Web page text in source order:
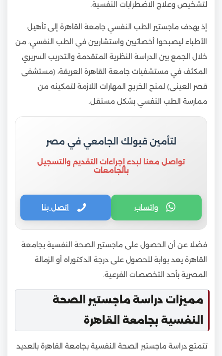
لتشخيص وعلاج الاضطرابات النفسية.
إذ يهدف ماجستير الطب النفسي جامعة القاهرة إلى تأهيل
الأطباء ليصبحوا أخصائيين واستشاريين في الطب النفسي، من
خلال الجمع بين الدراسة النظرية المتقدمة والتدريب السريري
المكثف في مستشفيات جامعة القاهرة العريقة، (مستشفى
قصر العينى) لمنح الخريج المهارات اللازمة لتمكينه من
ممارسة الطب النفسي بشكل مستقل.
لتأمين قبولك الجامعي في مصر
تواصل معنا لبدء إجراءات التقديم والتسجيل
بالجامعات
واتساب اتصل بنا
فضلا عن أن الحصول على ماجستير الصحة النفسية بجامعة
القاهرة يعد بوابة للحصول على درجة الدكتوراه أو الزمالة
المصرية بأحد التخصصات الفرعية.
مميزات دراسة ماجستير الصحة
النفسية بجامعة القاهرة
تتمتع دراسة ماجستير الصحة النفسية بجامعة القاهرة بالعديد